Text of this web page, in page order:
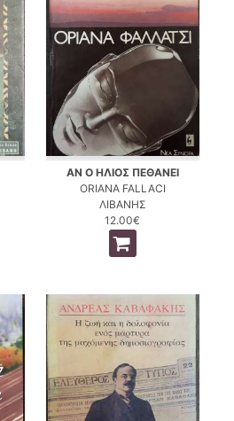
ΑΝ Ο ΗΛΙΟΣ ΠΕΘΑΝΕΙ
ORIANA FALLACI
ΛΙΒΑΝΗΣ
12.00€